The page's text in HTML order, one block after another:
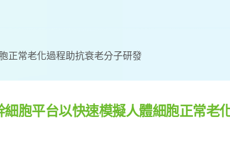
正常老化過程助抗衰老分子研發
胞平台以快速模擬人體細胞正常老